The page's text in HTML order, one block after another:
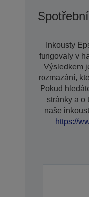
Inkousty
fungovaly v
Výsledkem
rozmazání,
Pokud
stránky a o
naše
https://